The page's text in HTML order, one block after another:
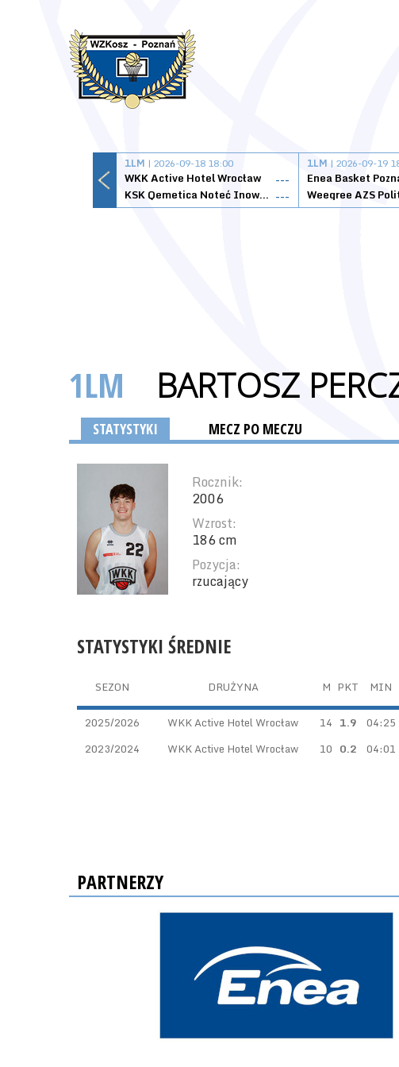
1LM | 2026-09-18 18:00
WKK Active Hotel Wrocław
---
KSK Qemetica Noteć Inowrocław ---
1LM | 2026-09-19
Enea Basket
1LM BARTOSZ
STATYSTYKI MECZ PO MECZU
Rocznik:
2006
Wzrost:
186 cm
Pozycja:
rzucający
STATYSTYKI ŚREDNIE
SEZON DRUŻYNA M PKT MIN
2025/2026 WKK Active Hotel Wrocław 14 1.9 04:25
2023/2024
WKK Active Hotel Wrocław 10 0.2 04:01
PARTNERZY